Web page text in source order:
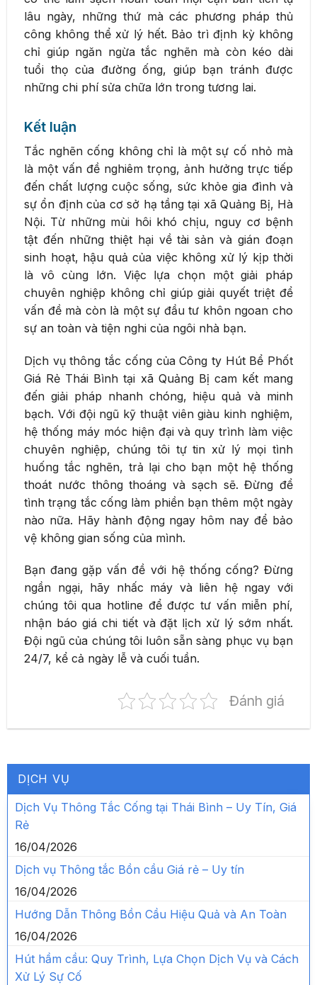
lâu ngày, những thứ mà các phương pháp thủ
công không thể xử lý hết. Bảo trì định kỳ không
chỉ giúp ngăn ngừa tắc nghẽn mà còn kéo dài
tuổi thọ của đường ống, giúp bạn tránh được
những chi phí sửa chữa lớn trong tương lai.
Kết luận
Tắc nghẽn cống không chỉ là một sự cố nhỏ mà
là một vấn đề nghiêm trọng, ảnh hưởng trực tiếp
đến chất lượng cuộc sống, sức khỏe gia đình và
sự ổn định của cơ sở hạ tầng tại xã Quảng Bị, Hà
Nội. Từ những mùi hôi khó chịu, nguy cơ bệnh
tật đến những thiệt hại về tài sản và gián đoạn
sinh hoạt, hậu quả của việc không xử lý kịp thời
là vô cùng lớn. Việc lựa chọn một giải pháp
chuyên nghiệp không chỉ giúp giải quyết triệt để
vấn đề mà còn là một sự đầu tư khôn ngoan cho
sự an toàn và tiện nghi của ngôi nhà bạn.
Dịch vụ thông tắc cống của Công ty Hút Bể Phốt
Giá Rẻ Thái Bình tại xã Quảng Bị cam kết mang
đến giải pháp nhanh chóng, hiệu quả và minh
bạch. Với đội ngũ kỹ thuật viên giàu kinh nghiệm,
hệ thống máy móc hiện đại và quy trình làm việc
chuyên nghiệp, chúng tôi tự tin xử lý mọi tình
huống tắc nghẽn, trả lại cho bạn một hệ thống
thoát nước thông thoáng và sạch sẽ. Đừng để
tình trạng tắc cống làm phiền bạn thêm một ngày
nào nữa. Hãy hành động ngay hôm nay để bảo
vệ không gian sống của mình.
Bạn đang gặp vấn đề với hệ thống cống? Đừng
ngần ngại, hãy nhấc máy và liên hệ ngay với
chúng tôi qua hotline để được tư vấn miễn phí,
nhận báo giá chi tiết và đặt lịch xử lý sớm nhất.
Đội ngũ của chúng tôi luôn sẵn sàng phục vụ bạn
24/7, kể cả ngày lễ và cuối tuần.
Đánh giá
DỊCH VỤ
Dịch Vụ Thông Tắc Cống tại Thái Bình – Uy Tín, Giá
Rẻ
16/04/2026
Dịch vụ Thông tắc Bồn cầu Giá rẻ – Uy tín
16/04/2026
Hướng Dẫn Thông Bồn Cầu Hiệu Quả và An Toàn
16/04/2026
Hút hầm cầu: Quy Trình, Lựa Chọn Dịch Vụ và Cách
Xử Lý Sự Cố